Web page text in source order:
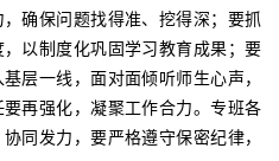
确保问题找得准、挖得深；要抓
以制度化巩固学习教育成果；要
层一线，面对面倾听师生心声，
再强化，凝聚工作合力。专班各
同发力，要严格遵守保密纪律，